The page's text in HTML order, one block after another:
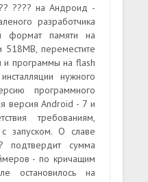
???? на Андроид -
разработчика
формат памяти на
переместите
и программы на flash
нужного
программного
версия Android - 7 и
требованиям,
запуском. О славе
подтвердит сумма
- по кричащим
остановилось на